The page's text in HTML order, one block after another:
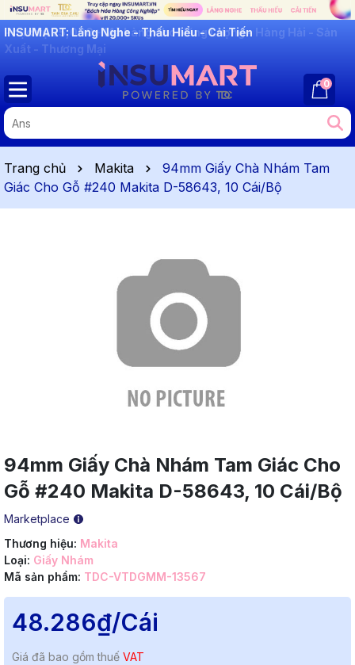
INSUMART: Lắng Nghe - Thấu Hiểu - Cải Tiến
0
Trang chủ Makita
94mm Giấy Chà Nhám Tam
Giác Cho Gỗ #240 Makita D-58643, 10 Cái/Bộ
94mm Giấy Chà Nhám Tam Giác Cho
Gỗ #240 Makita D-58643, 10 Cái/Bộ
Marketplace
Thương hiệu: Makita
Loại: Giấy Nhám
Mã sản phẩm: TDC-VTDGMM-13567
48.286₫/Cái
Giá đã bao gồm thuế VAT